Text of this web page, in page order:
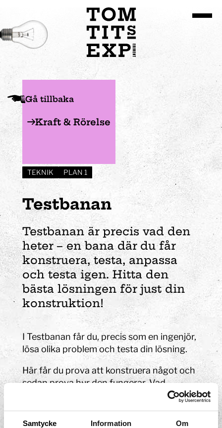
Samtycke Information Om
Gå tillbaka
Kraft & Rörelse
TEKNIK PLAN 1
Testbanan
Testbanan är precis vad den
heter – en bana där du får
konstruera, testa, anpassa
och testa igen. Hitta den
bästa lösningen för just din
konstruktion!
I Testbanan får du, precis som en ingenjör,
lösa olika problem och testa din lösning.
Här får du prova att konstruera något och
sedan prova hur den fungerar. Vad
kommer du att prioritera? Hastigheten,
annat?